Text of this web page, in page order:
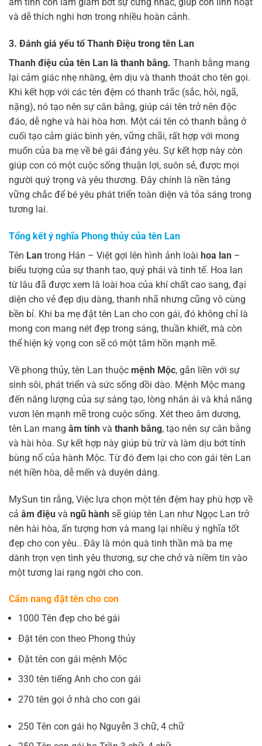
âm tính còn làm giảm bớt sự cứng nhắc, giúp con linh hoạt
và dễ thích nghi hơn trong nhiều hoàn cảnh.
3. Đánh giá yếu tố Thanh Điệu trong tên Lan
Thanh điệu của tên Lan là thanh bằng. Thanh bằng mang
lại cảm giác nhẹ nhàng, êm dịu và thanh thoát cho tên gọi.
Khi kết hợp với các tên đệm có thanh trắc (sắc, hỏi, ngã,
nặng), nó tạo nên sự cân bằng, giúp cái tên trở nên độc
đáo, dễ nghe và hài hòa hơn. Một cái tên có thanh bằng ở
cuối tạo cảm giác bình yên, vững chãi, rất hợp với mong
muốn của ba mẹ về bé gái đáng yêu. Sự kết hợp này còn
giúp con có một cuộc sống thuận lợi, suôn sẻ, được mọi
người quý trọng và yêu thương. Đây chính là nền tảng
vững chắc để bé yêu phát triển toàn diện và tỏa sáng trong
tương lai.
Tổng kết ý nghĩa Phong thủy của tên Lan
Tên Lan trong Hán – Việt gợi lên hình ảnh loài hoa lan –
biểu tượng của sự thanh tao, quý phái và tinh tế. Hoa lan
từ lâu đã được xem là loài hoa của khí chất cao sang, đại
diện cho vẻ đẹp dịu dàng, thanh nhã nhưng cũng vô cùng
bền bỉ. Khi ba mẹ đặt tên Lan cho con gái, đó không chỉ là
mong con mang nét đẹp trong sáng, thuần khiết, mà còn
thể hiện kỳ vọng con sẽ có một tâm hồn mạnh mẽ.
Về phong thủy, tên Lan thuộc mệnh Mộc, gắn liền với sự
sinh sôi, phát triển và sức sống dồi dào. Mệnh Mộc mang
đến năng lượng của sự sáng tạo, lòng nhân ái và khả năng
vươn lên mạnh mẽ trong cuộc sống. Xét theo âm dương,
tên Lan mang âm tính và thanh bằng, tạo nên sự cân bằng
và hài hòa. Sự kết hợp này giúp bù trừ và làm dịu bớt tính
bùng nổ của hành Mộc. Từ đó đem lại cho con gái tên Lan
nét hiền hòa, dễ mến và duyên dáng.
MySun tin rằng, Việc lựa chọn một tên đệm hay phù hợp về
cả âm điệu và ngũ hành sẽ giúp tên Lan như Ngọc Lan trở
nên hài hòa, ấn tượng hơn và mang lại nhiều ý nghĩa tốt
đẹp cho con yêu.. Đây là món quà tinh thần mà ba mẹ
dành trọn vẹn tình yêu thương, sự che chở và niềm tin vào
một tương lai rạng ngời cho con.
Cẩm nang đặt tên cho con
1000 Tên đẹp cho bé gái
Đặt tên con theo Phong thủy
Đặt tên con gái mệnh Mộc
330 tên tiếng Anh cho con gái
270 tên gọi ở nhà cho con gái
250 Tên con gái họ Nguyễn 3 chữ, 4 chữ